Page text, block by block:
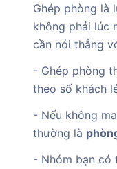
Ghép phòng là
không phải lúc
cần nói thẳng
- Ghép phòng
theo số khách
- Nếu không
thường là
- Nhóm bạn có